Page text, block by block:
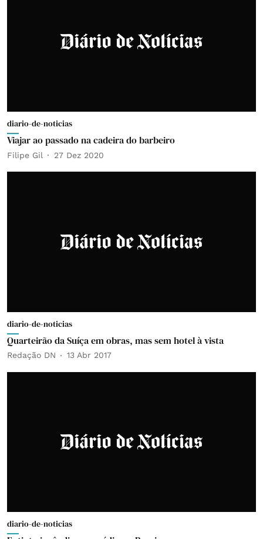
diario-de-noticias
Viajar ao passado na cadeira do barbeiro
Filipe Gil 27 Dez 2020
diario-de-noticias
Quarteirão da Suíça em obras, mas sem hotel à vista
Redação DN 13 Abr 2017
diario-de-noticias